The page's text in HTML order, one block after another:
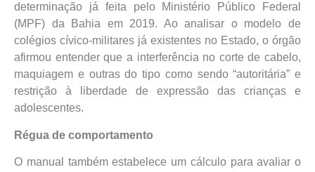
determinação já feita pelo Ministério Público Federal
(MPF) da Bahia em 2019. Ao analisar o modelo de
colégios cívico-militares já existentes no Estado, o órgão
afirmou entender que a interferência no corte de cabelo,
maquiagem e outras do tipo como sendo “autoritária” e
restrição à liberdade de expressão das crianças e
adolescentes.
Régua de comportamento
O manual também estabelece um cálculo para avaliar o